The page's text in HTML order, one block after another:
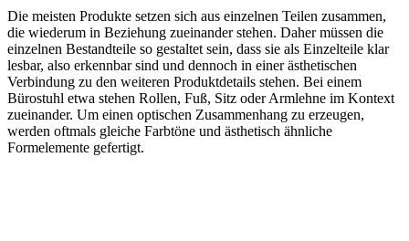
Die meisten Produkte setzen sich aus einzelnen Teilen zusammen,
die wiederum in Beziehung zueinander stehen. Daher müssen die
einzelnen Bestandteile so gestaltet sein, dass sie als Einzelteile klar
lesbar, also erkennbar sind und dennoch in einer ästhetischen
Verbindung zu den weiteren Produktdetails stehen. Bei einem
Bürostuhl etwa stehen Rollen, Fuß, Sitz oder Armlehne im Kontext
zueinander. Um einen optischen Zusammenhang zu erzeugen,
werden oftmals gleiche Farbtöne und ästhetisch ähnliche
Formelemente gefertigt.